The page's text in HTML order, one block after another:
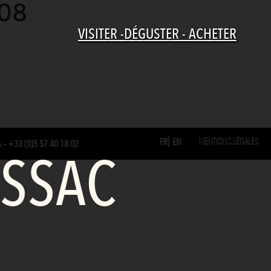
VISITER -DÉGUSTER - ACHETER
–+33 (0)5 57 40 18 02 FR EN MENTIONS LÉGALES